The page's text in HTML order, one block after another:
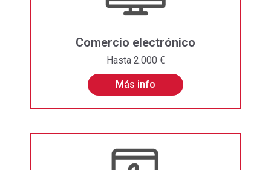
Comercio electrónico
Hasta 2.000 €
Más info